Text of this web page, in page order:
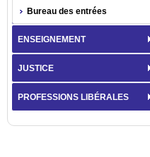
Bureau des entrées
ENSEIGNEMENT
JUSTICE
PROFESSIONS LIBÉRALES